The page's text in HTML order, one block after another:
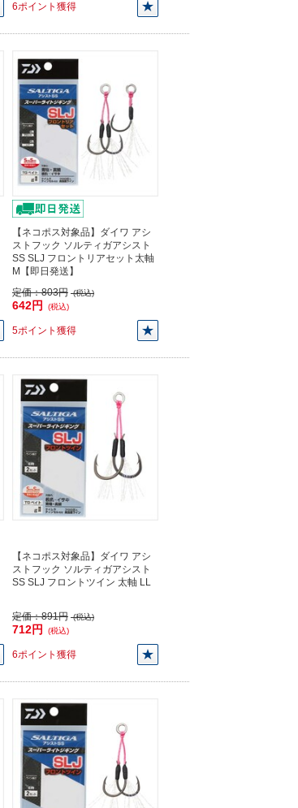
6ポイント獲得
【ネコポス対象品】ダイワ アシ
ストフック ソルティガアシスト
SS SLJ フロントリアセット太軸
M【即日発送】
定価：803円 (税込)
642円 (税込)
5ポイント獲得
【ネコポス対象品】ダイワ アシ
ストフック ソルティガアシスト
SS SLJ フロントツイン 太軸 LL
定価：891円 (税込)
712円 (税込)
6ポイント獲得